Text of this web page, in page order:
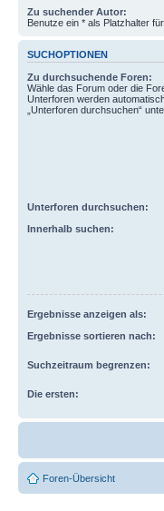
Zu suchender Autor:
Benutze ein * als Platzhalter
SUCHOPTIONEN
Zu durchsuchende Foren:
Wähle das Forum oder die
Unterforen werden
„Unterforen durchsuchen“
Unterforen durchsuchen:
Innerhalb suchen:
Ergebnisse anzeigen als:
Ergebnisse sortieren nach:
Suchzeitraum begrenzen:
Die ersten:
Foren-Übersicht